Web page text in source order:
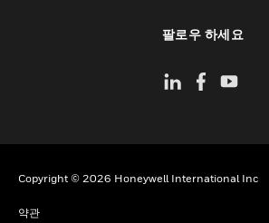
팔로우 하세요
Copyright © 2026 Honeywell International Inc
약관